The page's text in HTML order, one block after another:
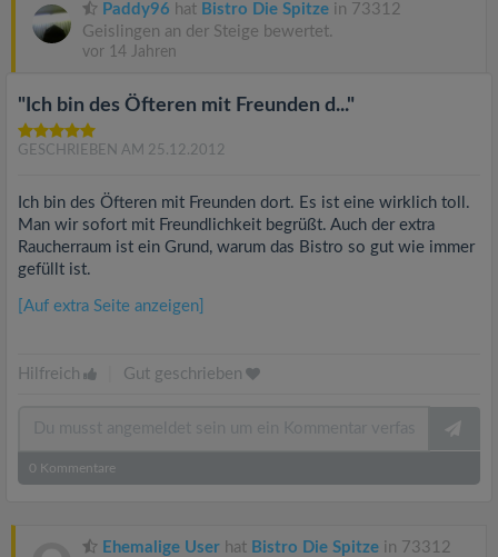
Paddy96 hat Bistro Die Spitze in 73312
Geislingen an der Steige bewertet.
vor 14 Jahren
"Ich bin des Öfteren mit Freunden d..."
GESCHRIEBEN AM 25.12.2012
Ich bin des Öfteren mit Freunden dort. Es ist eine wirklich toll.
Man wir sofort mit Freundlichkeit begrüßt. Auch der extra
Raucherraum ist ein Grund, warum das Bistro so gut wie immer
gefüllt ist.
[Auf extra Seite anzeigen]
Hilfreich Gut geschrieben
0 Kommentare
Ehemalige User hat Bistro Die Spitze in 73312